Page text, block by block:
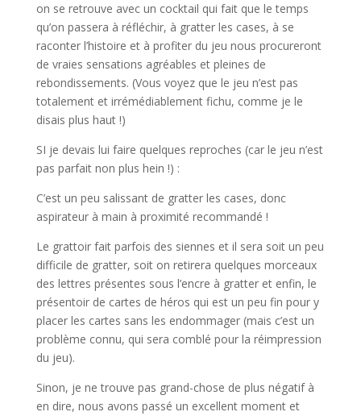
on se retrouve avec un cocktail qui fait que le temps
qu’on passera à réfléchir, à gratter les cases, à se
raconter l’histoire et à profiter du jeu nous procureront
de vraies sensations agréables et pleines de
rebondissements. (Vous voyez que le jeu n’est pas
totalement et irrémédiablement fichu, comme je le
disais plus haut !)
SI je devais lui faire quelques reproches (car le jeu n’est
pas parfait non plus hein !) :
C’est un peu salissant de gratter les cases, donc
aspirateur à main à proximité recommandé !
Le grattoir fait parfois des siennes et il sera soit un peu
difficile de gratter, soit on retirera quelques morceaux
des lettres présentes sous l’encre à gratter et enfin, le
présentoir de cartes de héros qui est un peu fin pour y
placer les cartes sans les endommager (mais c’est un
problème connu, qui sera comblé pour la réimpression
du jeu).
Sinon, je ne trouve pas grand-chose de plus négatif à
en dire, nous avons passé un excellent moment et